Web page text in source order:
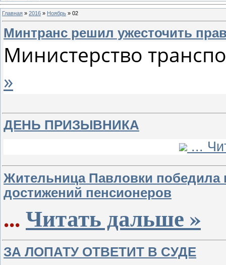
Главная » 2016 » Ноябрь » 02
Минтранс решил ужесточить
Министерство
»
ДЕНЬ ПРИЗЫВНИКА
...
Жительница Павловки победила
достижений пенсионеров
...Читать дальше »
ЗА ЛОПАТУ ОТВЕТИТ В СУДЕ